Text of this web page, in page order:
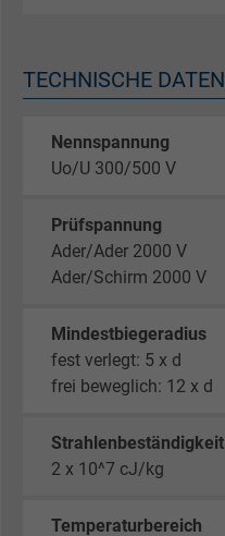
TECHNISCHE DATEN
Nennspannung
Uo/U 300/500 V
Prüfspannung
Ader/Ader 2000 V
Ader/Schirm 2000 V
Mindestbiegeradius
fest verlegt: 5 x d
frei beweglich: 12 x d
Strahlenbeständigkeit
2 x 10^7 cJ/kg
Temperaturbereich